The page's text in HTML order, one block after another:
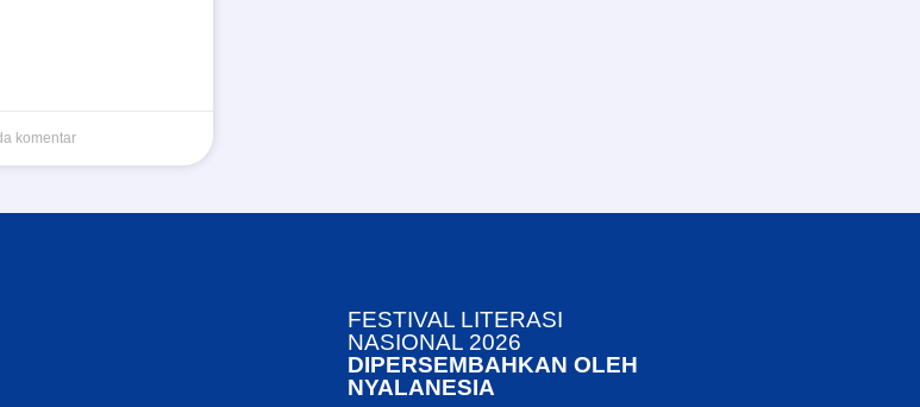
komentar
FESTIVAL LITERASI
NASIONAL 2026
DIPERSEMBAHKAN OLEH
NYALANESIA